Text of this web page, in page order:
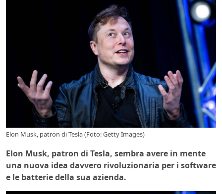
Elon Musk, patron di Tesla (Foto: Getty Images)
Elon Musk, patron di Tesla, sembra avere in mente
una nuova idea davvero rivoluzionaria per i software
e le batterie della sua azienda.